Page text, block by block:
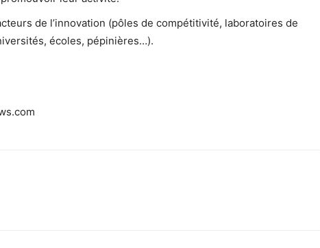
de l’innovation (pôles de compétitivité, laboratoires de
écoles, pépinières…).